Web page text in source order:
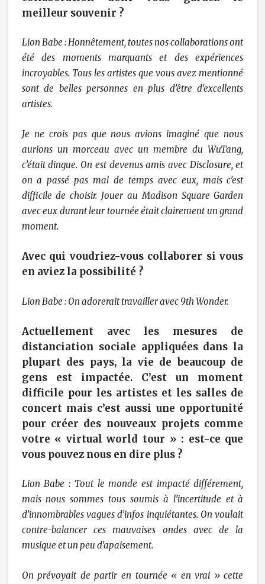
meilleur souvenir ?
Lion Babe : Honnêtement, toutes nos collaborations ont
été des moments marquants et des expériences
incroyables. Tous les artistes que vous avez mentionné
sont de belles personnes en plus d’être d’excellents
artistes.
Je ne crois pas que nous avions imaginé que nous
aurions un morceau avec un membre du WuTang,
c’était dingue. On est devenus amis avec Disclosure, et
on a passé pas mal de temps avec eux, mais c’est
difficile de choisir. Jouer au Madison Square Garden
avec eux durant leur tournée était clairement un grand
moment.
Avec qui voudriez-vous collaborer si vous
en aviez la possibilité ?
Lion Babe : On adorerait travailler avec 9th Wonder.
Actuellement avec les mesures de
distanciation sociale appliquées dans la
plupart des pays, la vie de beaucoup de
gens est impactée. C’est un moment
difficile pour les artistes et les salles de
concert mais c’est aussi une opportunité
pour créer des nouveaux projets comme
votre « virtual world tour » : est-ce que
vous pouvez nous en dire plus ?
Lion Babe : Tout le monde est impacté différement,
mais nous sommes tous soumis à l’incertitude et à
d’innombrables vagues d’infos inquiétantes. On voulait
contre-balancer ces mauvaises ondes avec de la
musique et un peu d’apaisement.
On prévoyait de partir en tournée « en vrai » cette